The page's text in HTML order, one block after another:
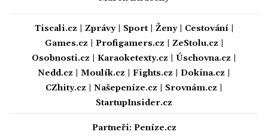
Tiscali.cz Zprávy| Sport| Ženy| Cestování|
Games.cz
Profigamers.cz ZeStolu.cz
Osobnosti.cz
Karaoketexty.cz Úschovna.cz
Nedd.cz
Moulík.cz Fights.cz Dokina.cz
CZhity.cz
Našepeníze.cz Srovnám.cz
StartupInsider.cz
Partneři: Peníze.cz